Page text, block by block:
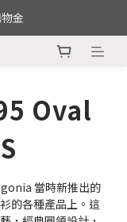
金
Oval
當時新推出的
的各種產品上。這